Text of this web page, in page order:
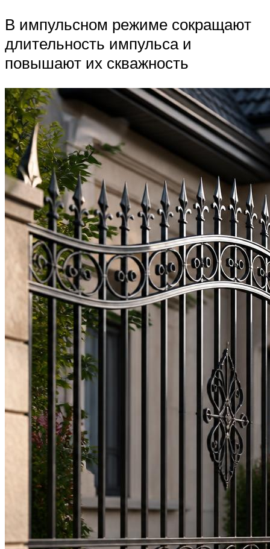
В импульсном режиме сокращают
длительность импульса и
повышают их скважность